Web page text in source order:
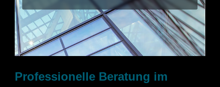
Professionelle Beratung im